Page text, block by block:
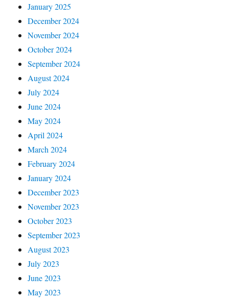
January 2025
December 2024
November 2024
October 2024
September 2024
August 2024
July 2024
June 2024
May 2024
April 2024
March 2024
February 2024
January 2024
December 2023
November 2023
October 2023
September 2023
August 2023
July 2023
June 2023
May 2023